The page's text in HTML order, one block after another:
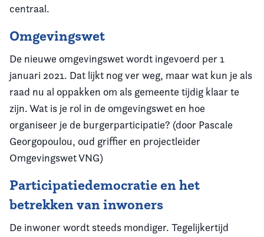
centraal.
Omgevingswet
De nieuwe omgevingswet wordt ingevoerd per 1
januari 2021. Dat lijkt nog ver weg, maar wat kun je als
raad nu al oppakken om als gemeente tijdig klaar te
zijn. Wat is je rol in de omgevingswet en hoe
organiseer je de burgerparticipatie? (door Pascale
Georgopoulou, oud griffier en projectleider
Omgevingswet VNG)
Participatiedemocratie en het
betrekken van inwoners
De inwoner wordt steeds mondiger. Tegelijkertijd